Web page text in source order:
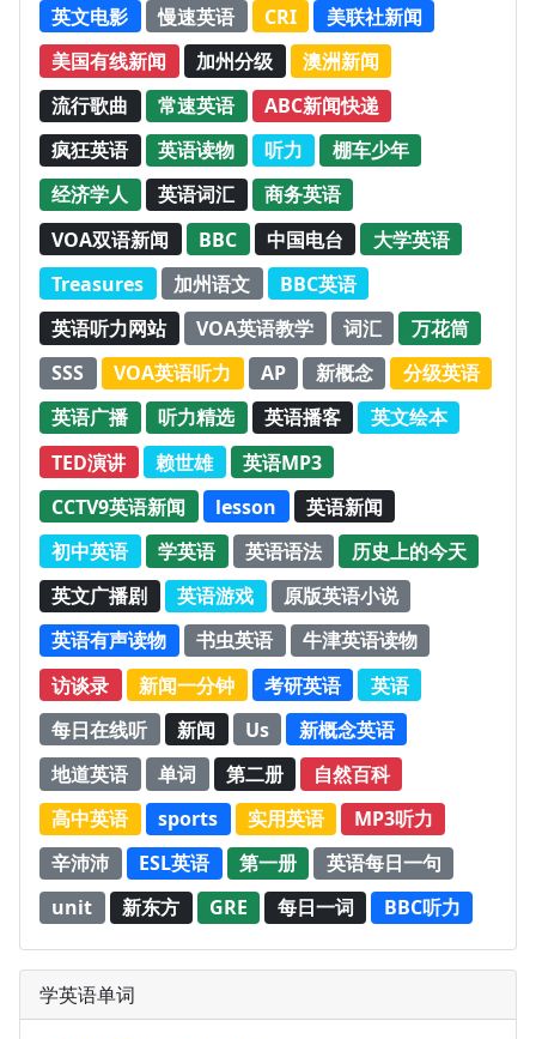
英文电影 慢速英语 CRI
美联社新闻
美国有线新闻
加州分级
澳洲新闻
流行歌曲
常速英语
ABC新闻快递
疯狂英语
英语读物 听力
棚车少年
经济学人
英语词汇
商务英语
VOA双语新闻
BBC 中国电台
大学英语
Treasures
加州语文
BBC英语
英语听力网站
VOA英语教学 词汇
万花筒
SSS
VOA英语听力 AP 新概念
分级英语
英语广播
听力精选 英语播客
英文绘本
TED演讲
赖世雄
英语MP3
CCTV9英语新闻
lesson
英语新闻
初中英语
学英语 英语语法
历史上的今天
英文广播剧
英语游戏
原版英语小说
英语有声读物
书虫英语
牛津英语读物
访谈录
新闻一分钟 考研英语
英语
每日在线听
新闻 Us
新概念英语
地道英语
单词 第二册
自然百科
高中英语
sports 实用英语
MP3听力
辛沛沛
ESL英语 第一册
英语每日一句
unit
新东方 GRE 每日一词 BBC听力
学英语单词